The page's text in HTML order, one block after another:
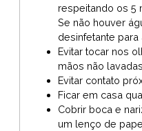
respeitando os 5
Se não houver
desinfetante
Evitar tocar nos
mãos não lavadas.
Evitar contato
Ficar em casa
Cobrir boca e
um lenço de